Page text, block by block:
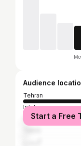
Audience
Tehran
Isfahan
Shiraz
Start a Free